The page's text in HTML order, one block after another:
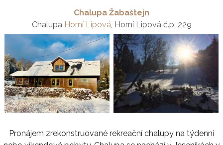
Chalupa Žabaštejn
Chalupa Horní Lipová, Horní Lipová č.p. 229
Pronájem zrekonstruované rekreační chalupy na týdenní